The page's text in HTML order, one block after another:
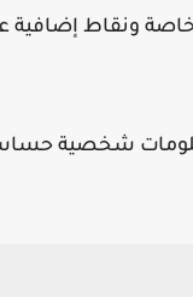
ونقاط إضافية
شخصية